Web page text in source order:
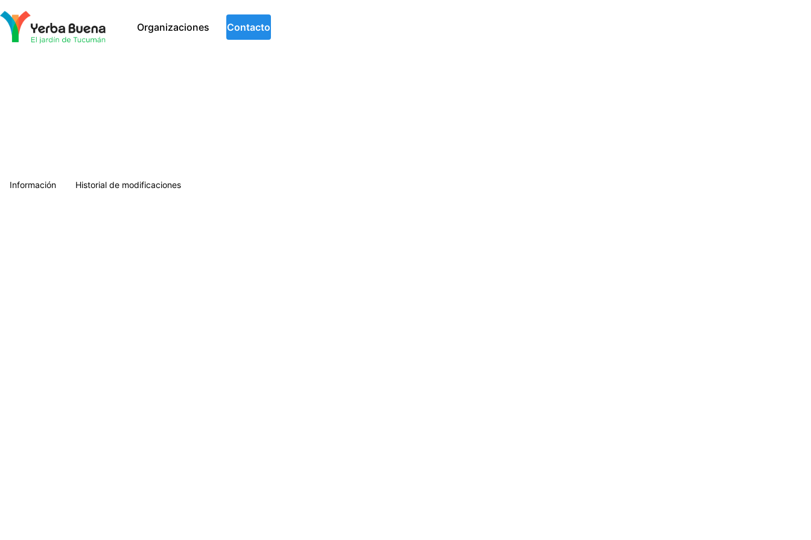
Organizaciones Contacto
Información Historial de modificaciones